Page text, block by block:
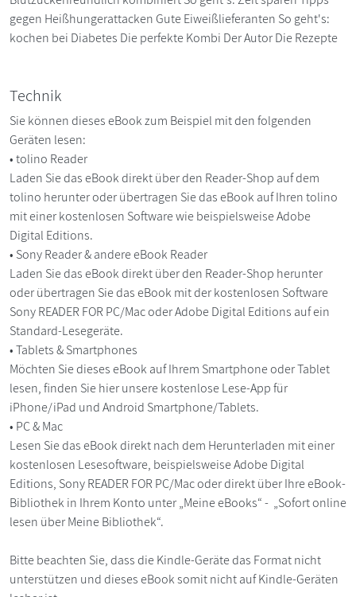
gegen Heißhungerattacken Gute Eiweißlieferanten So geht's:
kochen bei Diabetes Die perfekte Kombi Der Autor Die Rezepte
Technik
Sie können dieses eBook zum Beispiel mit den folgenden
Geräten lesen:
• tolino Reader
Laden Sie das eBook direkt über den Reader-Shop auf dem
tolino herunter oder übertragen Sie das eBook auf Ihren tolino
mit einer kostenlosen Software wie beispielsweise Adobe
Digital Editions.
• Sony Reader & andere eBook Reader
Laden Sie das eBook direkt über den Reader-Shop herunter
oder übertragen Sie das eBook mit der kostenlosen Software
Sony READER FOR PC/Mac oder Adobe Digital Editions auf ein
Standard-Lesegeräte.
• Tablets & Smartphones
Möchten Sie dieses eBook auf Ihrem Smartphone oder Tablet
lesen, finden Sie hier unsere kostenlose Lese-App für
iPhone/iPad und Android Smartphone/Tablets.
• PC & Mac
Lesen Sie das eBook direkt nach dem Herunterladen mit einer
kostenlosen Lesesoftware, beispielsweise Adobe Digital
Editions, Sony READER FOR PC/Mac oder direkt über Ihre eBook-
Bibliothek in Ihrem Konto unter „Meine eBooks“ - „Sofort online
lesen über Meine Bibliothek“.
Bitte beachten Sie, dass die Kindle-Geräte das Format nicht
unterstützen und dieses eBook somit nicht auf Kindle-Geräten